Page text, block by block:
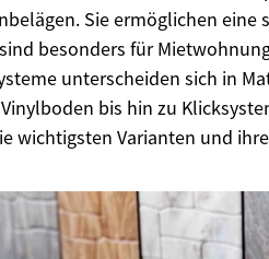
Sie ermöglichen
besonders für
unterscheiden sich in
bis hin zu
wichtigsten Varianten und